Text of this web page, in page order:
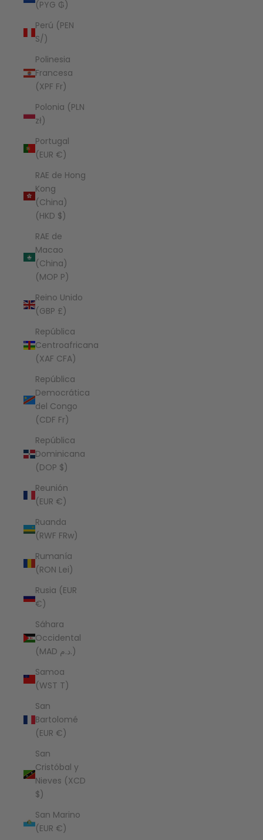
(PYG ₲)
Perú (PEN
S/)
Polinesia
Francesa
(XPF Fr)
Polonia (PLN
zł)
Portugal
(EUR €)
RAE de Hong
Kong
(China)
(HKD $)
RAE de
Macao
(China)
(MOP P)
Reino Unido
(GBP £)
República
Centroafricana
(XAF CFA)
República
Democrática
del Congo
(CDF Fr)
República
Dominicana
(DOP $)
Reunión
(EUR €)
Ruanda
(RWF FRw)
Rumanía
(RON Lei)
Rusia (EUR
€)
Sáhara
Occidental
(MAD د.م.)
Samoa
(WST T)
San
Bartolomé
(EUR €)
San
Cristóbal y
Nieves (XCD
$)
San Marino
(EUR €)